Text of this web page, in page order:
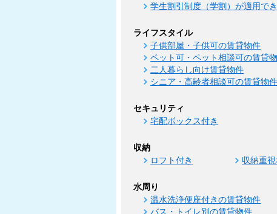
学生割引制度（学割）が適用で
ライフスタイル
子供部屋・子供可の賃貸物件
ペット可・ペット相談可の賃貸
二人暮らし向け賃貸物件
シニア・高齢者相談可の賃貸物件
セキュリティ
宅配ボックス付き
収納
ロフト付き 収納重
水周り
温水洗浄便座付きの賃貸物件
バス・トイレ別の賃貸物件